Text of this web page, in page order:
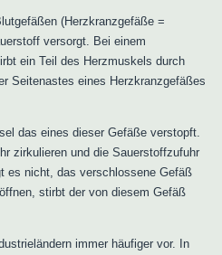
(Herzkranzgefäße =
versorgt. Bei einem
ein Teil des Herzmuskels durch
Seitenastes eines Herzkranzgefäßes
das eines dieser Gefäße verstopft.
zirkulieren und die Sauerstoffzufuhr
es nicht, das verschlossene Gefäß
stirbt der von diesem Gefäß
immer häufiger vor. In